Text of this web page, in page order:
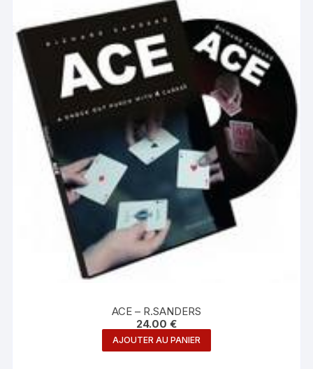
ACE – R.SANDERS
24.00 €
AJOUTER AU PANIER